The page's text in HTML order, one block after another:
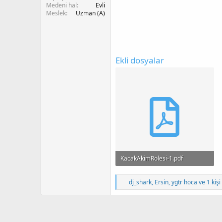
Medeni hal
Evli
Meslek
Uzman (A)
Ekli dosyalar
KacakAkimRolesi-1.pdf
1.9 MB · Görüntüleme: 165
T
e
p
dj_shark, Ersin,ygtr hoca ve 1 kişi